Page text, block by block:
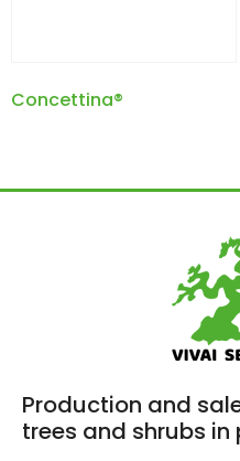
Concettina®
Production and
trees and shrubs